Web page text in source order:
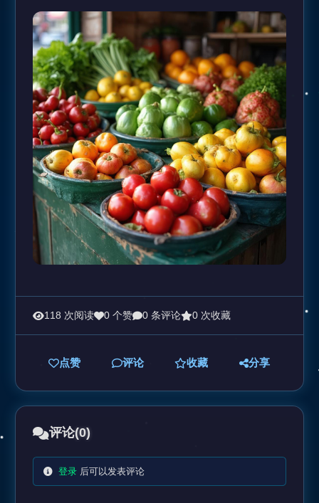
118 次阅读 0 个赞 0 条评论 0 次收藏
点赞 评论 收藏 分享
评论(0)
登录后可以发表评论